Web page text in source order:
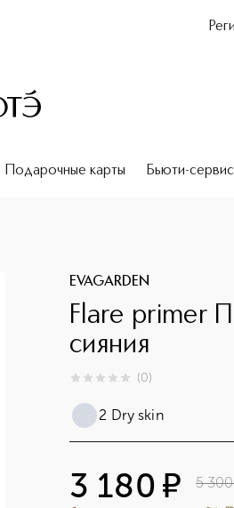
Подарочные карты Бьюти-
EVAGARDEN
Flare primer
сияния
0из 0 (0)
2 Dry skin
3 180 ¤ 5 300